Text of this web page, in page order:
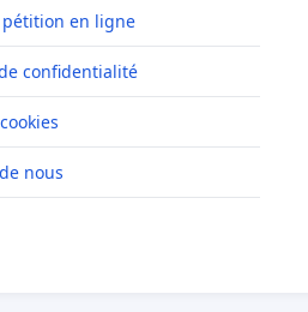
pétition en ligne
confidentialité
nous